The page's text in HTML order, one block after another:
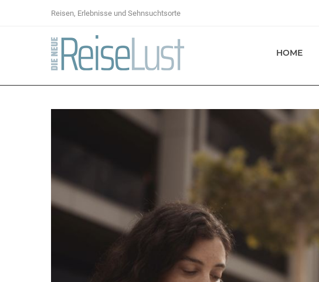
Reisen, Erlebnisse und Sehnsuchtsorte
HOME